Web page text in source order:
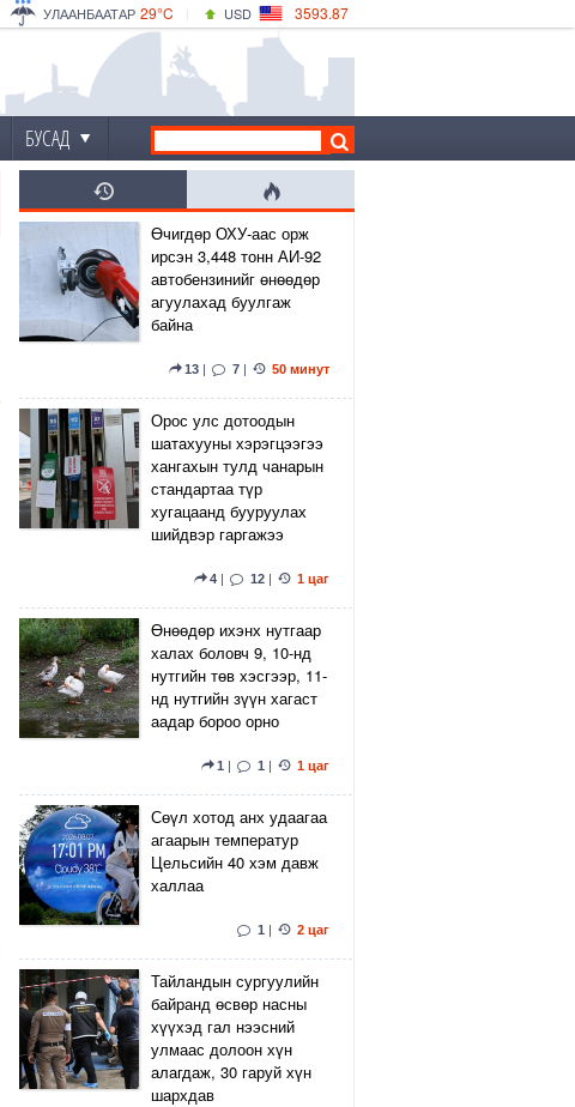
29°C
УЛААНБААТАР
33°C
ДАРХАН
28°C
ЭРДЭНЭТ
USD 3593.87
4141.04
БУСАД
Өчигдөр ОХУ-аас орж
ирсэн 3,448 тонн АИ-92
автобензинийг өнөөдөр
агуулахад буулгаж
байна
13 | 7 | 50 минут
Орос улс дотоодын
шатахууны хэрэгцээгээ
хангахын тулд чанарын
стандартаа түр
хугацаанд бууруулах
шийдвэр гаргажээ
4 | 12 | 1 цаг
Өнөөдөр ихэнх нутгаар
халах боловч 9, 10-нд
нутгийн төв хэсгээр, 11-
нд нутгийн зүүн хагаст
аадар бороо орно
1 | 1 | 1 цаг
Сөүл хотод анх удаагаа
агаарын температур
Цельсийн 40 хэм давж
халлаа
1 | 2 цаг
Тайландын сургуулийн
байранд өсвөр насны
хүүхэд гал нээсний
улмаас долоон хүн
алагдаж, 30 гаруй хүн
шархдав